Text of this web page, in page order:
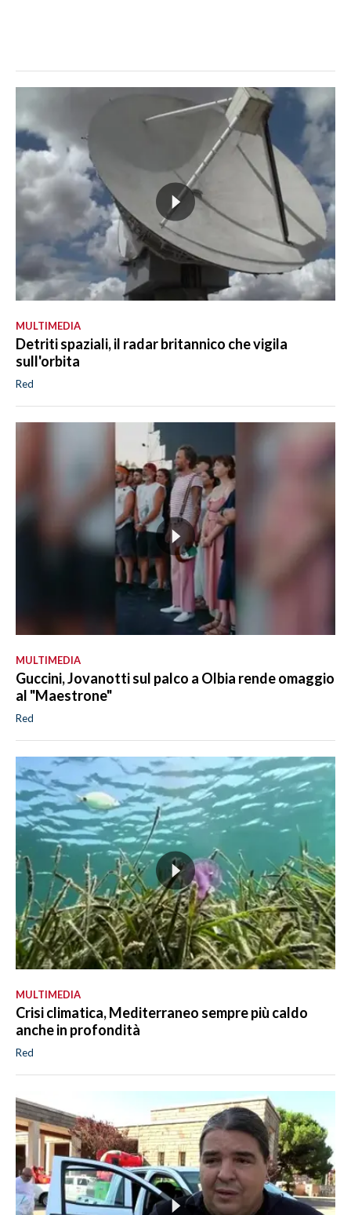
MULTIMEDIA
Detriti spaziali, il radar britannico che vigila
sull'orbita
Red
MULTIMEDIA
Guccini, Jovanotti sul palco a Olbia rende omaggio
al "Maestrone"
Red
MULTIMEDIA
Crisi climatica, Mediterraneo sempre più caldo
anche in profondità
Red